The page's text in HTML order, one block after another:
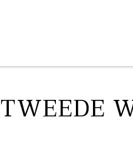
TWEEDE